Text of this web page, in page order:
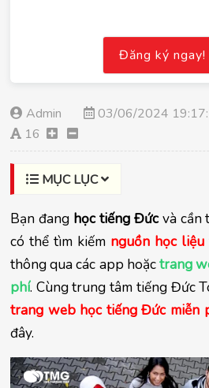
Admin 03/06/2024
16
MỤC LỤC
Bạn đang học tiếng Đức và cần
có thể tìm kiếm nguồn học
thông qua các app hoặc trang
phí
trang web học tiếng Đức miễn
đây.
Đăng ký ngay!